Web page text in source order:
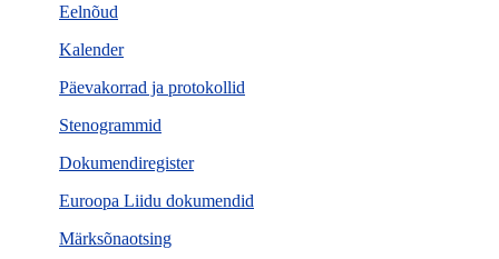
Eelnõud
Kalender
Päevakorrad ja protokollid
Stenogrammid
Dokumendiregister
Euroopa Liidu dokumendid
Märksõnaotsing